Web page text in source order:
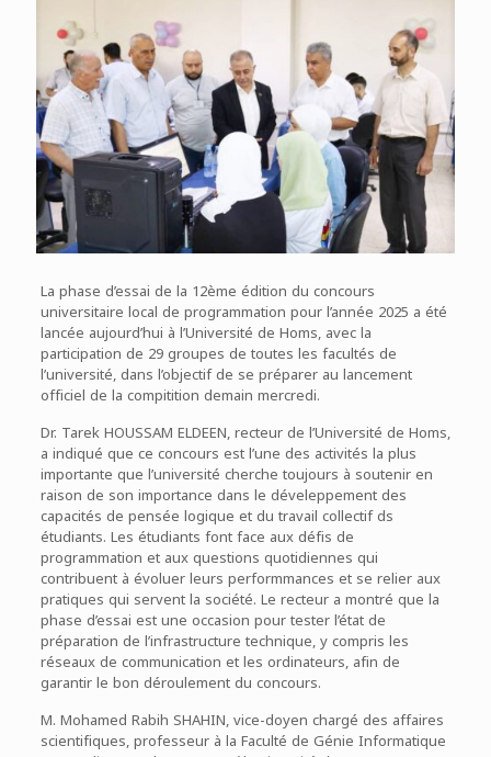
La phase d’essai de la 12ème édition du concours
universitaire local de programmation pour l’année 2025 a été
lancée aujourd’hui à l’Université de Homs, avec la
participation de 29 groupes de toutes les facultés de
l’université, dans l’objectif de se préparer au lancement
officiel de la compitition demain mercredi.
Dr. Tarek HOUSSAM ELDEEN, recteur de l’Université de Homs,
a indiqué que ce concours est l’une des activités la plus
importante que l’université cherche toujours à soutenir en
raison de son importance dans le déveleppement des
capacités de pensée logique et du travail collectif ds
étudiants. Les étudiants font face aux défis de
programmation et aux questions quotidiennes qui
contribuent à évoluer leurs performmances et se relier aux
pratiques qui servent la société. Le recteur a montré que la
phase d’essai est une occasion pour tester l’état de
préparation de l’infrastructure technique, y compris les
réseaux de communication et les ordinateurs, afin de
garantir le bon déroulement du concours.
M. Mohamed Rabih SHAHIN, vice-doyen chargé des affaires
scientifiques, professeur à la Faculté de Génie Informatique